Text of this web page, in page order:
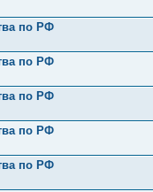
по РФ
по РФ
по РФ
по РФ
по РФ